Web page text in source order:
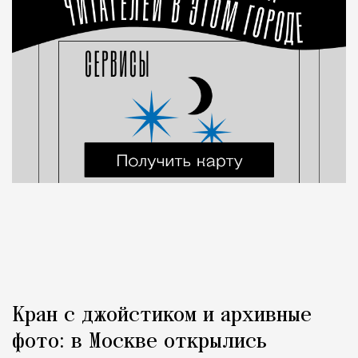
Кран с джойстиком и архивные
фото: в Москве открылись